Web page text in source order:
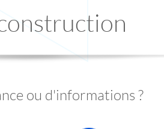
ou d'informations ?